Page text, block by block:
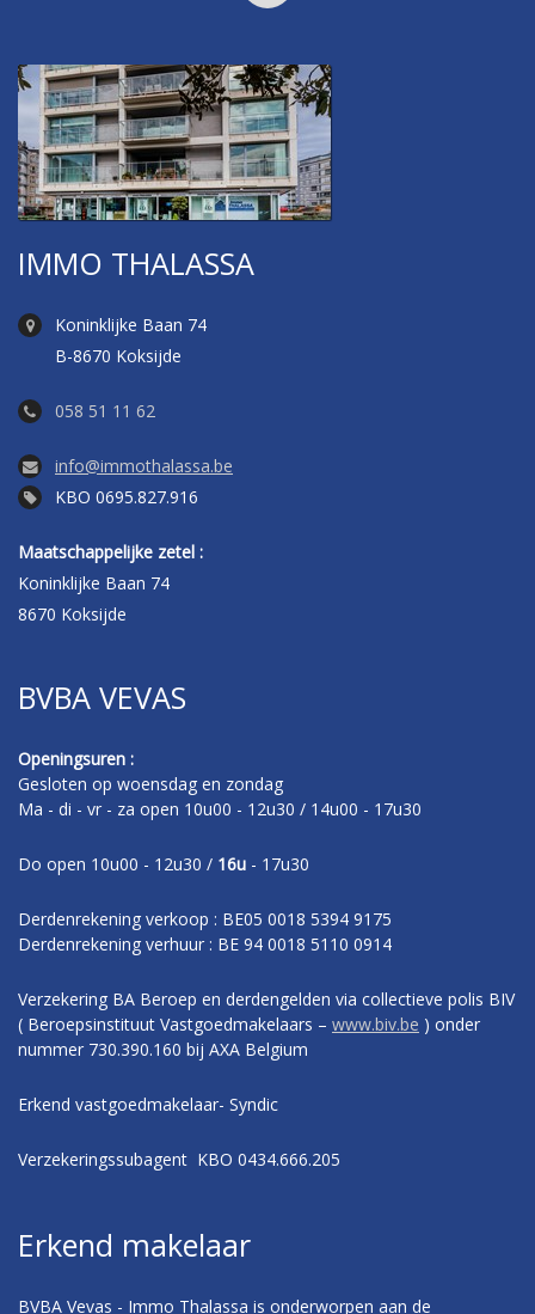
IMMO THALASSA
Koninklijke Baan 74
B-8670 Koksijde
058 51 11 62
info@immothalassa.be
KBO 0695.827.916
Maatschappelijke zetel :
Koninklijke Baan 74
8670 Koksijde
BVBA VEVAS
Openingsuren :
Gesloten op woensdag en zondag
Ma - di - vr - za open 10u00 - 12u30 / 14u00 - 17u30
Do open 10u00 - 12u30 / 16u - 17u30
Derdenrekening verkoop : BE05 0018 5394 9175
Derdenrekening verhuur : BE 94 0018 5110 0914
Verzekering BA Beroep en derdengelden via collectieve polis BIV
( Beroepsinstituut Vastgoedmakelaars – www.biv.be ) onder
nummer 730.390.160 bij AXA Belgium
Erkend vastgoedmakelaar- Syndic
Verzekeringssubagent KBO 0434.666.205
Erkend makelaar
BVBA Vevas - Immo Thalassa is onderworpen aan de